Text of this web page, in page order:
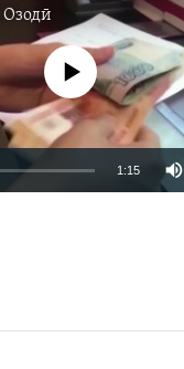
кор намекунад
1:15